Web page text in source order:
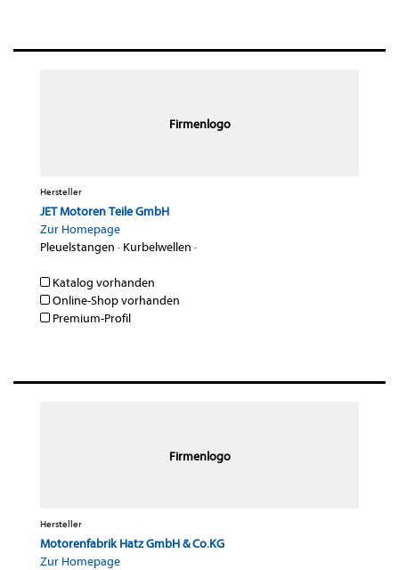
Firmenlogo
Hersteller
JET Motoren Teile GmbH
Zur Homepage
Pleuelstangen · Kurbelwellen ·
Katalog vorhanden
Online-Shop vorhanden
Premium-Profil
Firmenlogo
Hersteller
Motorenfabrik Hatz GmbH & Co.KG
Zur Homepage